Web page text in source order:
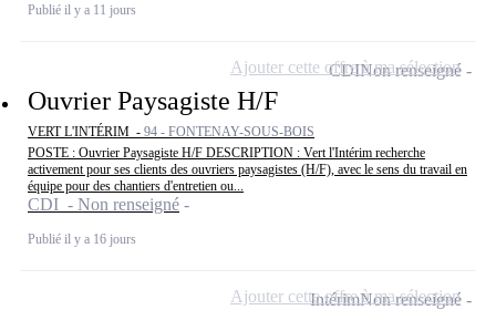
Publié il y a 11 jours
Ouvrier Paysagiste H/F
VERT L'INTÉRIM - 94 - FONTENAY-SOUS-BOIS
POSTE : Ouvrier Paysagiste H/F DESCRIPTION : Vert l'Intérim recherche
activement pour ses clients des ouvriers paysagistes (H/F), avec le sens du travail en
équipe pour des chantiers d'entretien ou...
CDI - Non renseigné
Publié il y a 16 jours
CDINon renseigné
Ajouter cette offre à ma sélection
IntérimNon renseigné
Ajouter cette offre à ma sélection